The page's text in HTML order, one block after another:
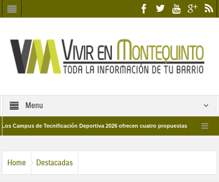
Menu
de Tecnificación Deportiva 2026 ofrecen cuatro propuestas para disfrutar del
Home Destacadas